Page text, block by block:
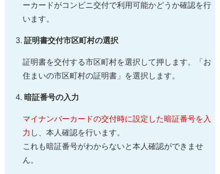
ーカードがコンビニ交付で利用可能かどうか確認を行
います。
証明書交付市区町村の選択
証明書を交付する市区町村を選択して押します。「お
住まいの市区町村の証明書」を選択します。
暗証番号の入力
マイナンバーカードの交付時に設定した暗証番号を入
力 し、本人確認を行います。
これも暗証番号がわからないと本人確認ができませ
ん。